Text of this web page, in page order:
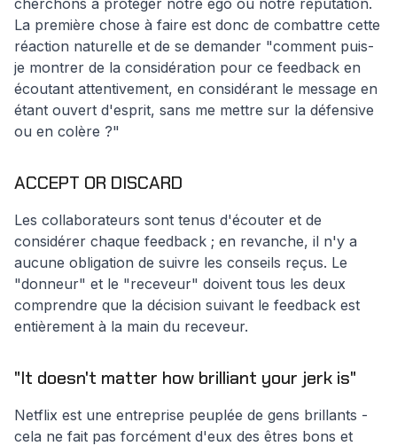
cherchons à protéger notre ego ou notre réputation.
La première chose à faire est donc de combattre cette
réaction naturelle et de se demander "comment puis-
je montrer de la considération pour ce feedback en
écoutant attentivement, en considérant le message en
étant ouvert d'esprit, sans me mettre sur la défensive
ou en colère ?"
ACCEPT OR DISCARD
Les collaborateurs sont tenus d'écouter et de
considérer chaque feedback ; en revanche, il n'y a
aucune obligation de suivre les conseils reçus. Le
"donneur" et le "receveur" doivent tous les deux
comprendre que la décision suivant le feedback est
entièrement à la main du receveur.
"It doesn't matter how brilliant your jerk is"
Netflix est une entreprise peuplée de gens brillants -
cela ne fait pas forcément d'eux des êtres bons et